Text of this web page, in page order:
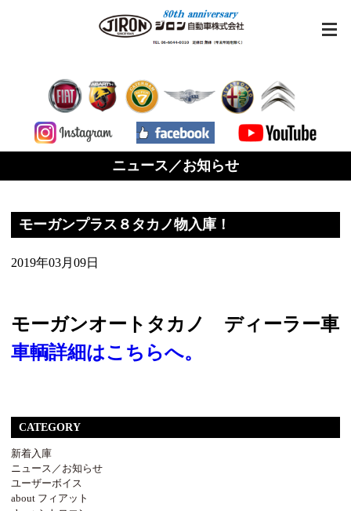
ニュース／お知らせ
モーガンプラス８タカノ物入庫！
2019年03月09日
モーガンオートタカノ ディーラー車
車輌詳細はこちらへ。
CATEGORY
新着入庫
ニュース／お知らせ
ユーザーボイス
about フィアット